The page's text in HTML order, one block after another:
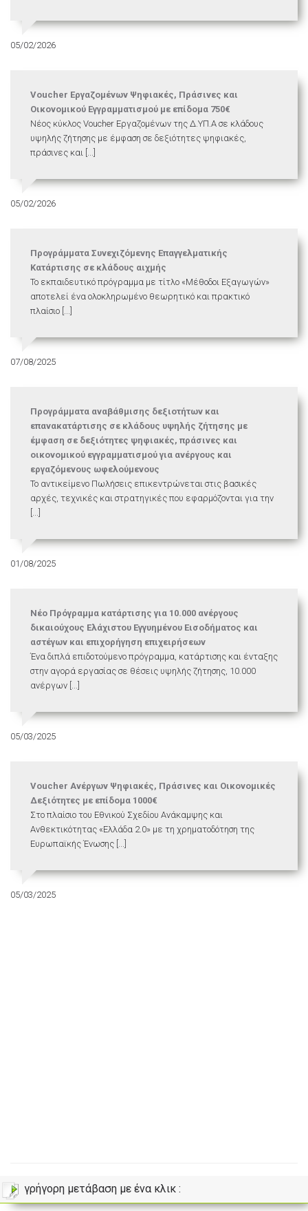
05/02/2026
Voucher Εργαζομένων Ψηφιακές, Πράσινες και
Οικονομικού Εγγραμματισμού με επίδομα 750€
Νέος κύκλος Voucher Εργαζομένων της Δ.ΥΠ.Α σε κλάδους
υψηλής ζήτησης με έμφαση σε δεξιότητες ψηφιακές,
πράσινες και [...]
05/02/2026
Προγράμματα Συνεχιζόμενης Επαγγελματικής
Κατάρτισης σε κλάδους αιχμής
Το εκπαιδευτικό πρόγραμμα με τίτλο «Μέθοδοι Εξαγωγών»
αποτελεί ένα ολοκληρωμένο θεωρητικό και πρακτικό
πλαίσιο [...]
07/08/2025
Προγράμματα αναβάθμισης δεξιοτήτων και
επανακατάρτισης σε κλάδους υψηλής ζήτησης με
έμφαση σε δεξιότητες ψηφιακές, πράσινες και
οικονομικού εγγραμματισμού για ανέργους και
εργαζόμενους ωφελούμενους
Το αντικείμενο Πωλήσεις επικεντρώνεται στις βασικές
αρχές, τεχνικές και στρατηγικές που εφαρμόζονται για την
[...]
01/08/2025
Νέο Πρόγραμμα κατάρτισης για 10.000 ανέργους
δικαιούχους Ελάχιστου Εγγυημένου Εισοδήματος και
αστέγων και επιχορήγηση επιχειρήσεων
Ένα διπλά επιδοτούμενο πρόγραμμα, κατάρτισης και ένταξης
στην αγορά εργασίας σε θέσεις υψηλής ζήτησης, 10.000
ανέργων [...]
05/03/2025
Voucher Ανέργων Ψηφιακές, Πράσινες και Οικονομικές
Δεξιότητες με επίδομα 1000€
Στο πλαίσιο του Εθνικού Σχεδίου Ανάκαμψης και
Ανθεκτικότητας «Ελλάδα 2.0» με τη χρηματοδότηση της
Ευρωπαϊκής Ένωσης [...]
05/03/2025
γρήγορη μετάβαση με ένα κλικ :